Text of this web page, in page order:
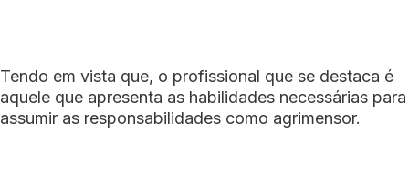
Tendo em vista que, o profissional que se destaca é
aquele que apresenta as habilidades necessárias para
assumir as responsabilidades como agrimensor.